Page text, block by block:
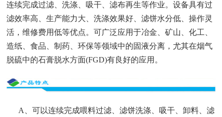
连续完成过滤、洗涤、吸干、滤布再生等作业。设备具有过
滤效率高、生产能力大、洗涤效果好、滤饼水分低、操作灵
活，维修费用低等优点。可广泛应用于冶金、矿山、化工、
造纸、食品、制药、环保等领域中的固液分离，尤其在烟气
脱硫中的石膏脱水方面(FGD)有良好的应用。
A、可以连续完成喂料过滤、滤饼洗涤、吸干、卸料、滤